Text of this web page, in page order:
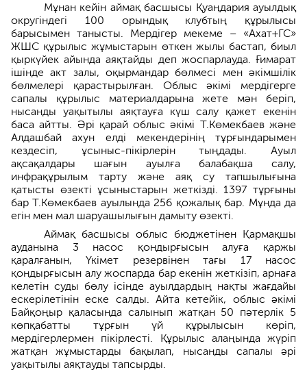
Мұнан кейін аймақ басшысы Қуаңдария ауылдық
округіндегі 100 орындық клубтың құрылысы
барысымен танысты. Мердігер мекеме – «Ахат+ГС»
ЖШС құрылыс жұмыстарын өткен жылы бастап, биыл
қыркүйек айында аяқтайды деп жоспарлауда. Ғимарат
ішінде акт залы, оқырмандар бөлмесі мен әкімшілік
бөлмелері қарастырылған. Облыс әкімі мердігерге
сапалы құрылыс материалдарына жете мән беріп,
нысанды уақытылы аяқтауға күш салу қажет екенін
баса айтты. Әрі қарай облыс әкімі Т.Көмекбаев және
Алдашбай ахун елді мекендерінің тұрғындарымен
кездесіп, ұсыныс-пікірлерін тыңдады. Ауыл
ақсақалдары шағын ауылға балабақша салу,
инфрақұрылым тарту және аяқ су тапшылығына
қатысты өзекті ұсыныстарын жеткізді. 1397 тұрғыны
бар Т.Көмекбаев ауылында 256 қожалық бар. Мұнда да
егін мен мал шаруашылығын дамыту өзекті.
Аймақ басшысы облыс бюджетінен Қармақшы
ауданына 3 насос қондырғысын алуға қаржы
қаралғанын, Үкімет резервінен тағы 17 насос
қондырғысын алу жоспарда бар екенін жеткізіп, арнаға
келетін суды бөлу ісінде ауылдардың нақты жағдайы
ескерілетінін еске салды. Айта кетейік, облыс әкімі
Байқоңыр қаласында салынып жатқан 50 пәтерлік 5
көпқабатты тұрғын үй құрылысын көріп,
мердігерлермен пікірлесті. Құрылыс алаңында жүріп
жатқан жұмыстарды бақылап, нысанды сапалы әрі
уақытылы аяқтауды тапсырды.